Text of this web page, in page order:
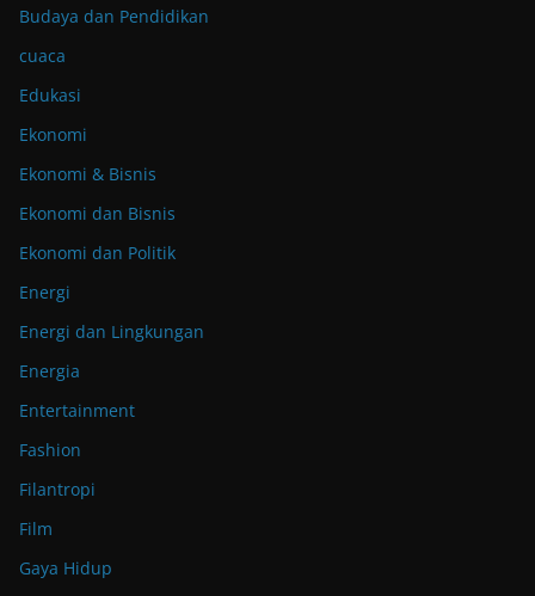
Budaya dan Pendidikan
cuaca
Edukasi
Ekonomi
Ekonomi & Bisnis
Ekonomi dan Bisnis
Ekonomi dan Politik
Energi
Energi dan Lingkungan
Energia
Entertainment
Fashion
Filantropi
Film
Gaya Hidup